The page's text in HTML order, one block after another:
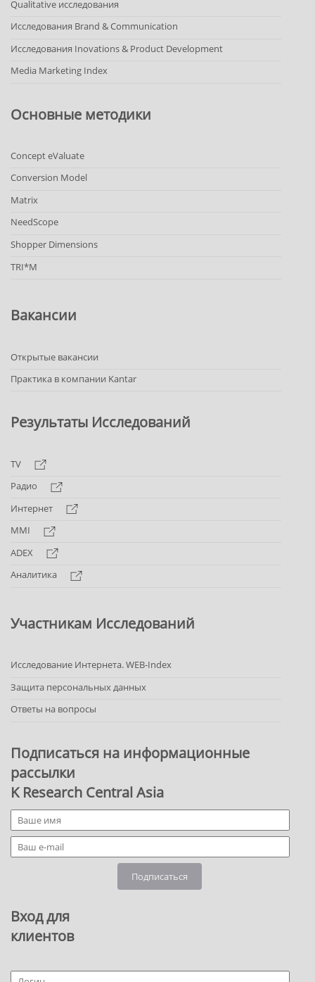
Qualitative исследования
Исследования Brand & Communication
Исследования Inovations & Product Development
Media Marketing Index
Основные методики
Concept eValuate
Conversion Model
Matrix
NeedScope
Shopper Dimensions
TRI*M
Вакансии
Открытые вакансии
Практика в компании Kantar
Результаты Исследований
TV
Радио
Интернет
MMI
ADEX
Аналитика
Участникам Исследований
Исследование Интернета. WEB-Index
Защита персональных данных
Ответы на вопросы
Подписаться на информационные
рассылки
K Research Central Asia
Подписаться
Вход для
клиентов